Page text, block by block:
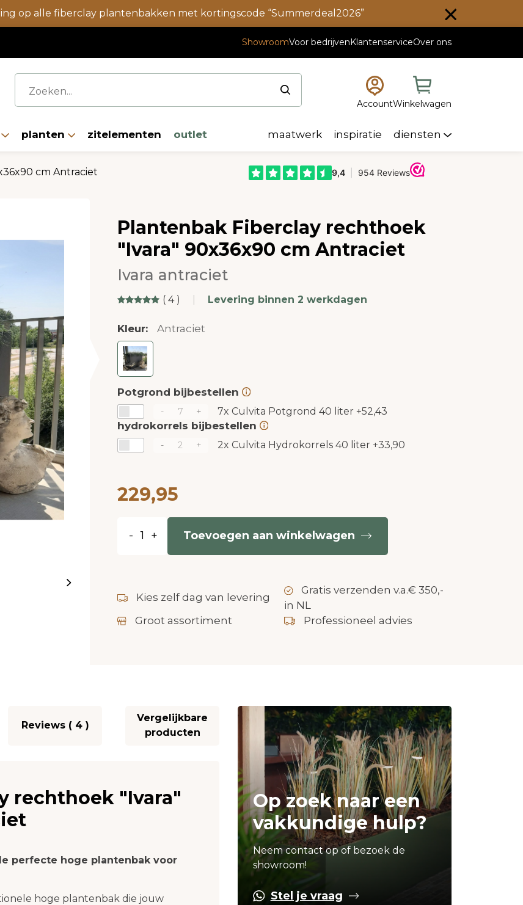
op alle fiberclay plantenbakken met kortingscode “Summerdeal2026”
ShowroomVoor bedrijvenKlantenserviceOver ons
AccountWinkelwagen
planten zitelementen outlet maatwerk inspiratie diensten
cm Antraciet
Plantenbak Fiberclay rechthoek
"Ivara" 90x36x90 cm Antraciet
Ivara antraciet
( 4 ) Levering binnen 2 werkdagen
Kleur: Antraciet
Potgrond bijbestellen
- + 7x Culvita Potgrond 40 liter +52,43
hydrokorrels bijbestellen
- + 2x Culvita Hydrokorrels 40 liter +33,90
229,95
- + Toevoegen aan winkelwagen
Kies zelf dag van levering
Gratis verzenden v.a.€ 350,-
in NL
Groot assortiment
Professioneel advies
Reviews ( 4 )
Vergelijkbare
producten
rechthoek "Ivara"
perfecte hoge plantenbak voor
hoge plantenbak die jouw
Op zoek naar een
vakkundige hulp?
Neem contact op of bezoek de
showroom!
Stel je vraag